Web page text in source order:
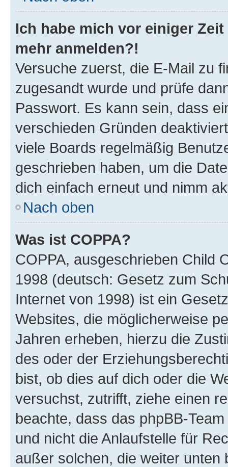
Ich habe mich vor einiger
mehr anmelden?!
Versuche zuerst, die E-Mail zu
zugesandt wurde und prüfe
Passwort. Es kann sein, dass
verschieden Gründen
viele Boards regelmäßig
geschrieben haben, um die
dich einfach erneut und nimm
Nach oben
Was ist COPPA?
COPPA, ausgeschrieben Child
1998 (deutsch: Gesetz zum
Internet von 1998) ist ein
Websites, die möglicherweise
Jahren erheben, hierzu die
des oder der
bist, ob dies auf dich oder die
versuchst, zutrifft, ziehe einen
beachte, dass das phpBB-
und nicht die Anlaufstelle für
außer solchen, die weiter unten